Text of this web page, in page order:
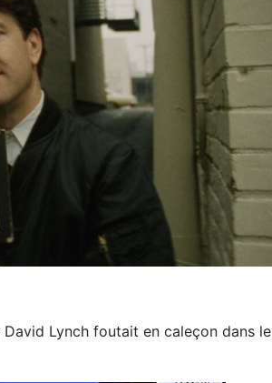
Lynch foutait en caleçon dans le